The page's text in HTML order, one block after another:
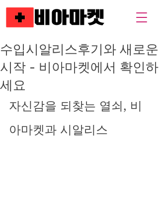
수입시알리스후기와 새로운
시작 - 비아마켓에서 확인하
세요
자신감을 되찾는 열쇠, 비
아마켓과 시알리스